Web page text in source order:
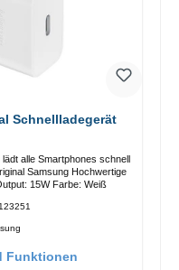
Schnellladegerät
alle Smartphones schnell
C Output: 15W Farbe: Weiß
123251
Funktionen